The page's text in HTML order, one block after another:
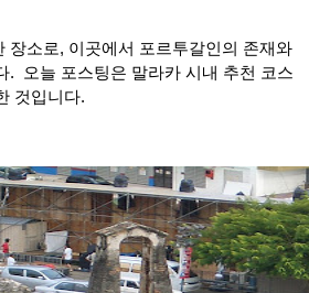
장소로, 이곳에서 포르투갈인의 존재와
. 오늘 포스팅은 말라카 시내 추천 코스
것입니다.